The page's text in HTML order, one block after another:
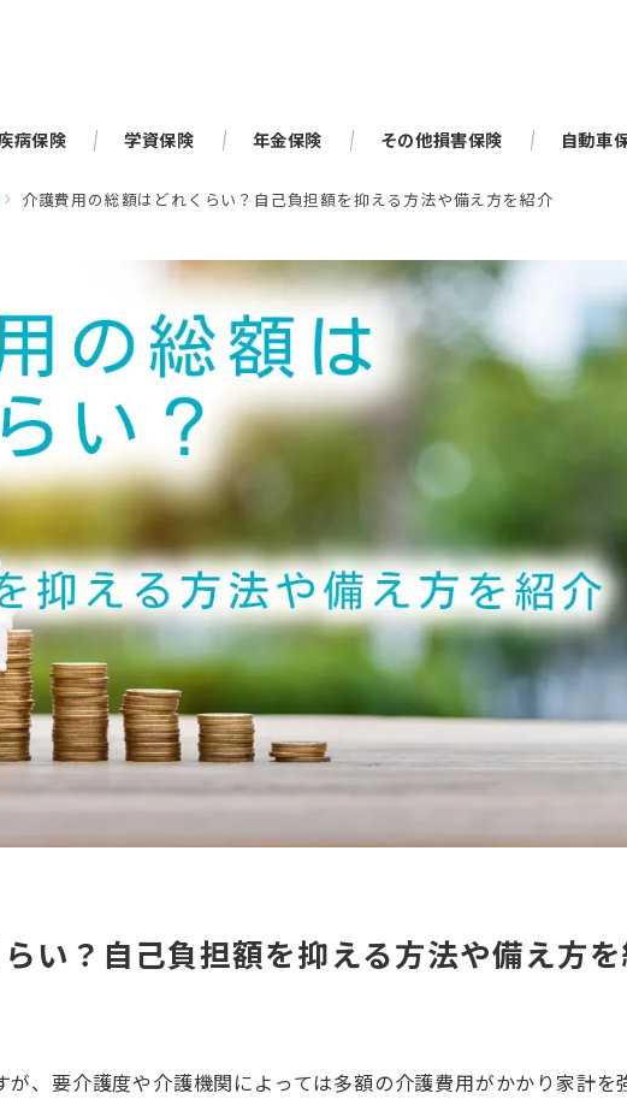
病保険 学資保険 年金保険 その他損害保険 自動車
介護費用の総額はどれくらい？自己負担額を抑える方法や備え方を紹介
い？自己負担額を抑える方法や備え方
、要介護度や介護機関によっては多額の介護費用がかかり家計を